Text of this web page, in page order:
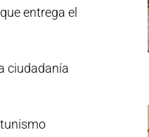
entrega el
ciudadanía